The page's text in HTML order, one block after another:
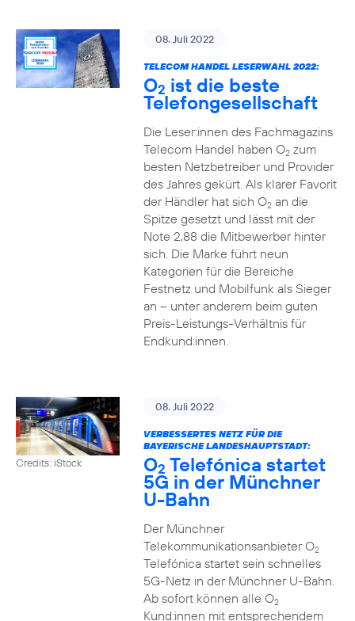
08. Juli 2022
TELECOM HANDEL LESERWAHL 2022:
O2 ist die beste
Telefongesellschaft
Die Leser:innen des Fachmagazins
Telecom Handel haben O2zum
besten Netzbetreiber und Provider
des Jahres gekürt. Als klarer Favorit
der Händler hat sich O2an die
Spitze gesetzt und lässt mit der
Note 2,88 die Mitbewerber hinter
sich. Die Marke führt neun
Kategorien für die Bereiche
Festnetz und Mobilfunk als Sieger
an – unter anderem beim guten
Preis-Leistungs-Verhältnis für
Endkund:innen.
Credits: iStock
08. Juli 2022
VERBESSERTES NETZ FÜR DIE
BAYERISCHE LANDESHAUPTSTADT:
O2 Telefónica startet
5G in der Münchner
U-Bahn
Der Münchner
Telekommunikationsanbieter O2
Telefónica startet sein schnelles
5G-Netz in der Münchner U-Bahn.
Ab sofort können alle O2
Kund:innen mit entsprechendem